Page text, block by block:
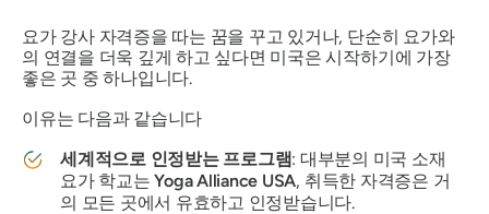
요가 강사 자격증을 따는 꿈을 꾸고 있거나, 단순히 요가와
의 연결을 더욱 깊게 하고 싶다면 미국은 시작하기에 가장
좋은 곳 중 하나입니다.
이유는 다음과 같습니다
세계적으로 인정받는 프로그램: 대부분의 미국 소재
요가 학교는Yoga Alliance USA, 취득한 자격증은 거
의 모든 곳에서 유효하고 인정받습니다.